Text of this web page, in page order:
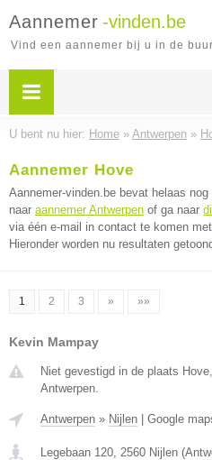
Aannemer -vinden.be
Vind een aannemer bij u in de
U bent nu hier: Home » Antwerpen »
Aannemer Hove
Aannemer-vinden.be bevat helaas nog
naar aannemer Antwerpen of ga naar
via één e-mail in contact te komen
Hieronder worden nu resultaten
1 2 3 » »»
Kevin Mampay
Niet gevestigd in de plaats
Antwerpen.
Antwerpen » Nijlen Google
Legebaan 120, 2560 Nijlen (